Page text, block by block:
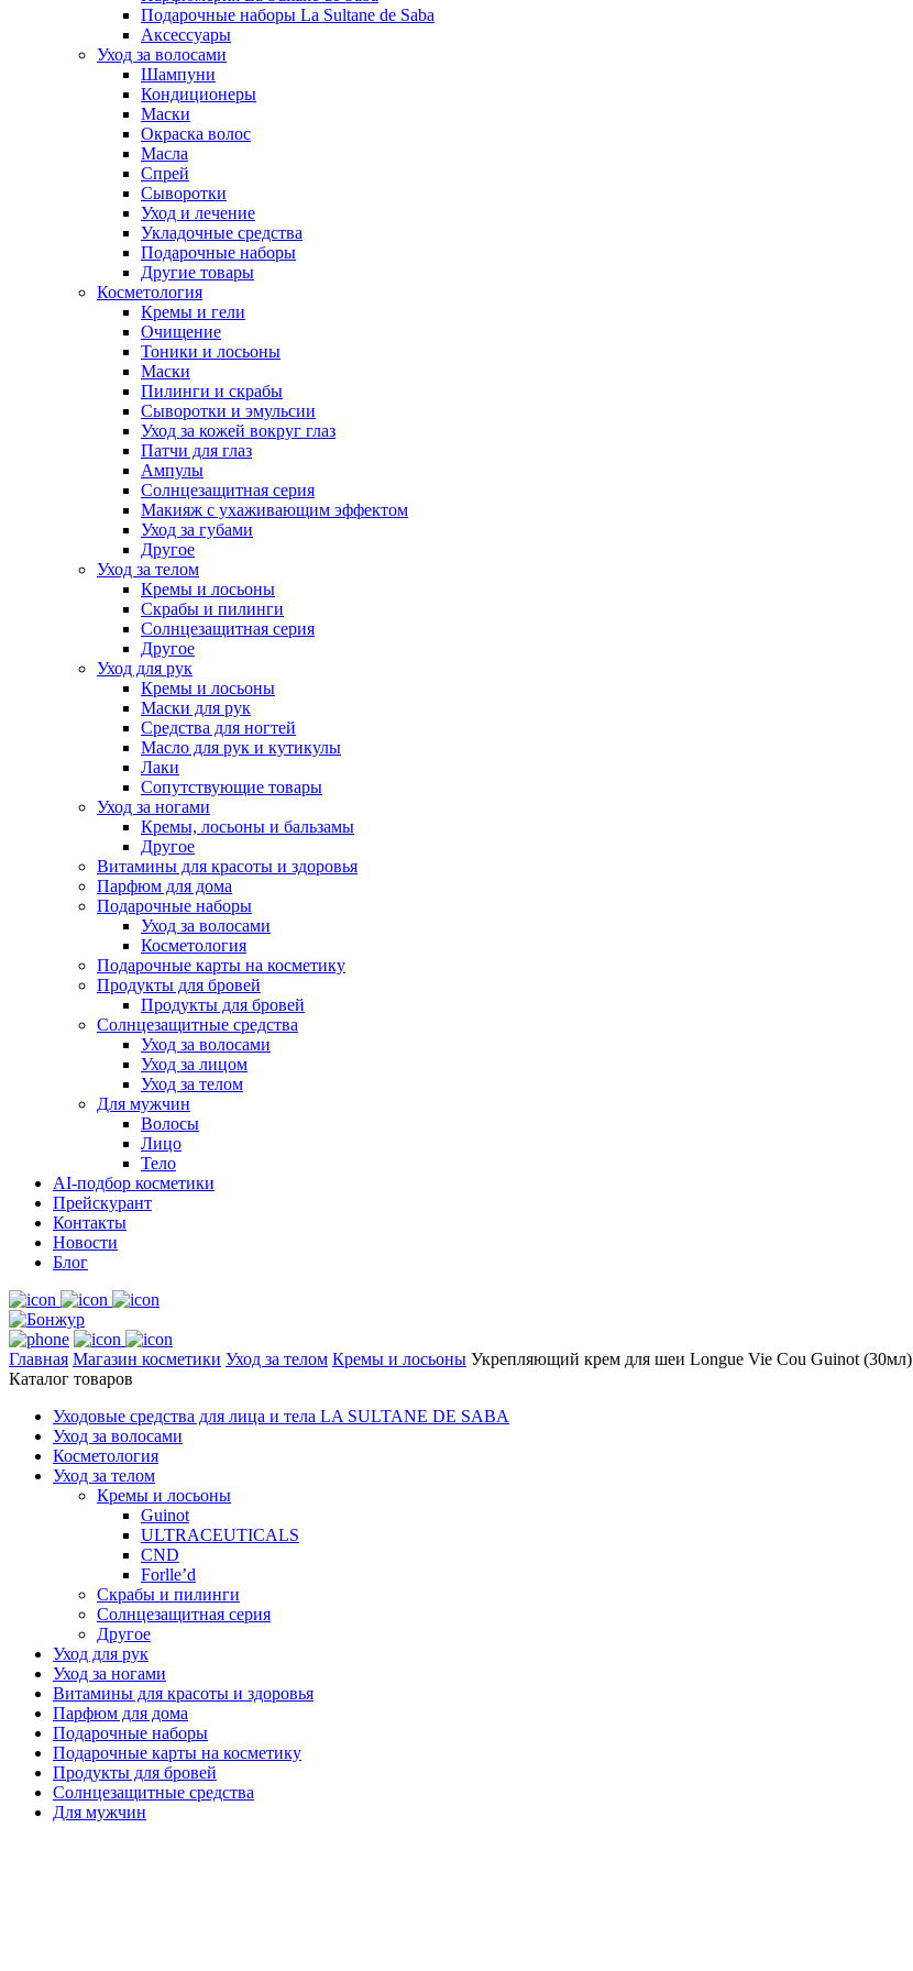
Подарочные наборы La Sultane de Saba
Аксессуары
Уход за волосами
Шампуни
Кондиционеры
Маски
Окраска волос
Масла
Спрей
Сыворотки
Уход и лечение
Укладочные средства
Подарочные наборы
Другие товары
Косметология
Кремы и гели
Очищение
Тоники и лосьоны
Маски
Пилинги и скрабы
Сыворотки и эмульсии
Уход за кожей вокруг глаз
Патчи для глаз
Ампулы
Солнцезащитная серия
Макияж с ухаживающим эффектом
Уход за губами
Другое
Уход за телом
Кремы и лосьоны
Скрабы и пилинги
Солнцезащитная серия
Другое
Уход для рук
Кремы и лосьоны
Маски для рук
Средства для ногтей
Масло для рук и кутикулы
Лаки
Сопутствующие товары
Уход за ногами
Кремы, лосьоны и бальзамы
Другое
Витамины для красоты и здоровья
Парфюм для дома
Подарочные наборы
Уход за волосами
Косметология
Подарочные карты на косметику
Продукты для бровей
Продукты для бровей
Солнцезащитные средства
Уход за волосами
Уход за лицом
Уход за телом
Для мужчин
Волосы
Лицо
Тело
AI-подбор косметики
Прейскурант
Контакты
Новости
Блог
Главная Магазин косметики Уход за телом Кремы и лосьоны Укрепляющий крем для шеи Longue Vie Соu Guinot (30мл)
Каталог товаров
Уходовые средства для лица и тела LA SULTANE DE SABA
Уход за волосами
Косметология
Уход за телом
Кремы и лосьоны
Guinot
ULTRACEUTICALS
CND
Forlle’d
Скрабы и пилинги
Солнцезащитная серия
Другое
Уход для рук
Уход за ногами
Витамины для красоты и здоровья
Парфюм для дома
Подарочные наборы
Подарочные карты на косметику
Продукты для бровей
Солнцезащитные средства
Для мужчин